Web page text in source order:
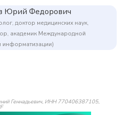
Юрий Федорович
доктор медицинских наук,
академик Международной
информатизации)
Геннадьевич, ИНН 770406387105,